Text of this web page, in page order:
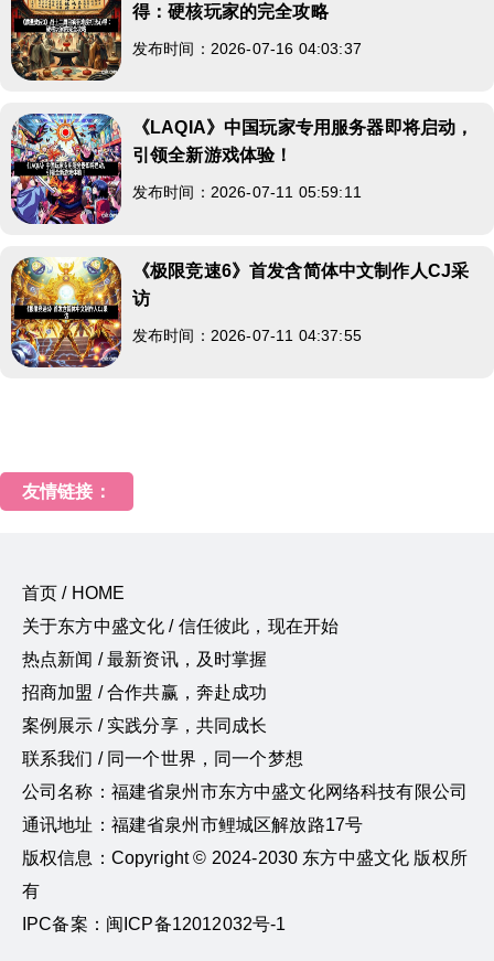
得：硬核玩家的完全攻略
发布时间：2026-07-16 04:03:37
《LAQIA》中国玩家专用服务器即将启动，
引领全新游戏体验！
发布时间：2026-07-11 05:59:11
《极限竞速6》首发含简体中文制作人CJ采
访
发布时间：2026-07-11 04:37:55
友情链接：
首页 / HOME
关于东方中盛文化 / 信任彼此，现在开始
热点新闻 / 最新资讯，及时掌握
招商加盟 / 合作共赢，奔赴成功
案例展示 / 实践分享，共同成长
联系我们 / 同一个世界，同一个梦想
公司名称：福建省泉州市东方中盛文化网络科技有限公司
通讯地址：福建省泉州市鲤城区解放路17号
版权信息：Copyright © 2024-2030 东方中盛文化 版权所
有
IPC备案：闽ICP备12012032号-1